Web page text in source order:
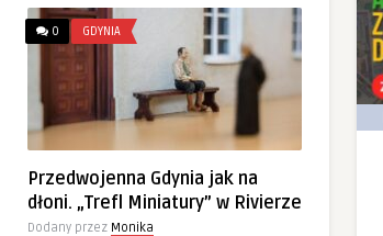
0 GDYNIA
Przedwojenna Gdynia jak na
dłoni. „Trefl Miniatury” w Rivierze
Dodany przez Monika